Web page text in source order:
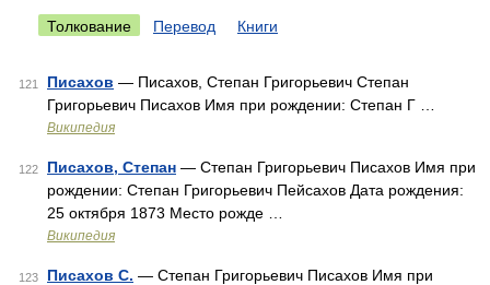
Толкование Перевод Книги
121 Писахов — Писахов, Степан Григорьевич Степан
Григорьевич Писахов Имя при рождении: Степан Г …
Википедия
122 Писахов, Степан — Степан Григорьевич Писахов Имя при
рождении: Степан Григорьевич Пейсахов Дата рождения:
25 октября 1873 Место рожде …
Википедия
123 Писахов С. — Степан Григорьевич Писахов Имя при